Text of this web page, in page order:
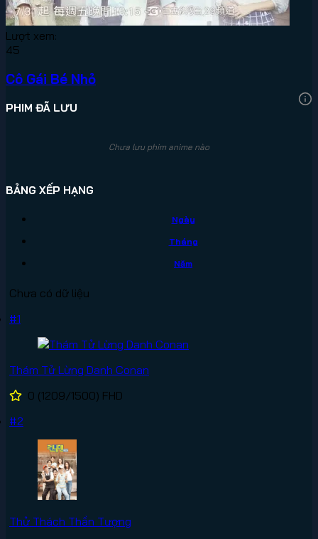
Lượt xem:
45
Cô Gái Bé Nhỏ
PHIM ĐÃ LƯU
Chưa lưu phim anime nào
BẢNG XẾP HẠNG
Ngày
Tháng
Năm
Chưa có dữ liệu
#1
Thám Tử Lừng Danh Conan
0 (1209/1500) FHD
#2
Thử Thách Thần Tượng